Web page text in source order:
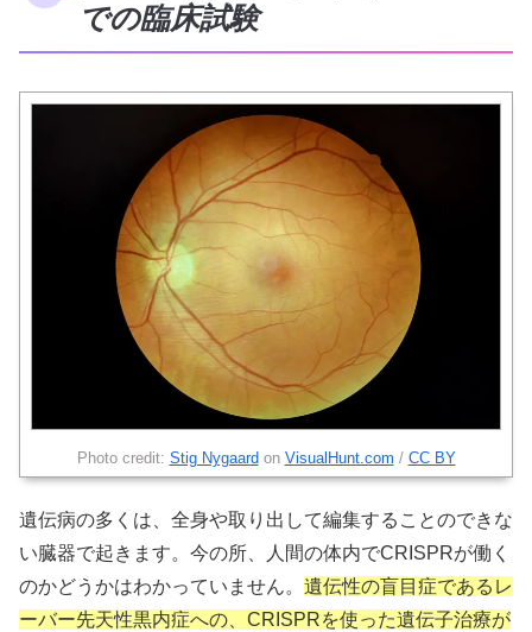
での臨床試験
Photo credit: Stig Nygaard on VisualHunt.com / CC BY
遺伝病の多くは、全身や取り出して編集することのできな
い臓器で起きます。今の所、人間の体内でCRISPRが働く
のかどうかはわかっていません。 遺伝性の盲目症であるレ
ーバー先天性黒内症への、CRISPRを使った遺伝子治療が